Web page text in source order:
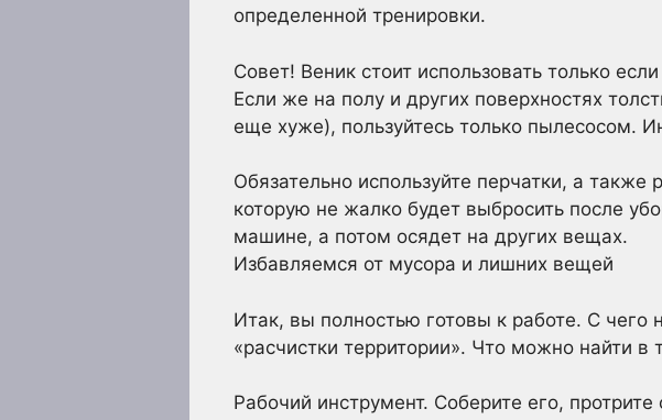
определенной тренировки.
Совет! Веник стоит использовать только
Если же на полу и других поверхностях
еще хуже), пользуйтесь только пылесосом.
Обязательно используйте перчатки, а
которую не жалко будет выбросить после
машине, а потом осядет на других вещах.
Избавляемся от мусора и лишних вещей
Итак, вы полностью готовы к работе. С чего
«расчистки территории». Что можно найти в
Рабочий инструмент. Соберите его,